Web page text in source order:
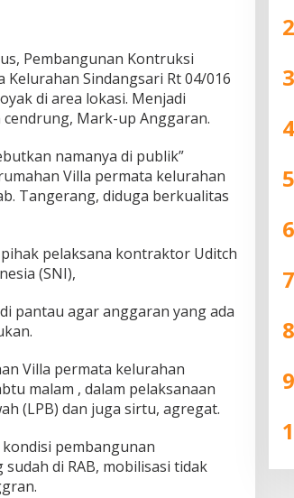
Pembangunan Kontruksi
Kelurahan Sindangsari Rt 04/016
di area lokasi. Menjadi
Mark-up Anggaran.
namanya di publik”
Villa permata kelurahan
Tangerang, diduga berkualitas
pelaksana kontraktor Uditch
(SNI),
pantau agar anggaran yang ada
Villa permata kelurahan
malam , dalam pelaksanaan
(LPB) dan juga sirtu, agregat.
pembangunan
di RAB, mobilisasi tidak
2
3
4
5
6
7
8
9